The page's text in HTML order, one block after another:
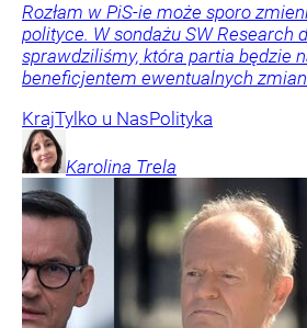
Rozłam w PiS-ie może sporo
polityce. W sondażu SW Research
sprawdziliśmy, która partia będzie
beneficjentem ewentualnych
KrajTylko u NasPolityka
Karolina Trela